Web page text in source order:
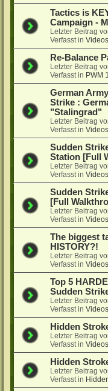
Tactics is
Campaign -
Letzter Beitrag
Verfasst inVideos
Re-Balance
Letzter Beitrag
Verfasst in PWM
German
Strike :
"Stalingrad"
Letzter Beitrag
Verfasst inVideos
Sudden
Station [Full
Letzter Beitrag
Verfasst inVideos
Sudden
[Full
Letzter Beitrag
Verfasst inVideos
The biggest
HISTORY?!
Letzter Beitrag
Verfasst inVideos
Top 5
Sudden
Letzter Beitrag
Verfasst inVideos
Hidden
Letzter Beitrag
Verfasst inVideos
Hidden
Letzter Beitrag
Verfasst in